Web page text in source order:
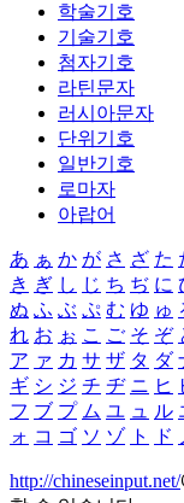
학술기호
기술기호
첨자기호
라틴문자
러시아문자
단위기호
일반기호
로마자
아랍어
あ ぁ か が さ ざ た
き ぎ し じ ち ぢ に
ぬ ふ ぶ ぷ む ゆ ゅ
れ お ぉ こ ご そ ぞ
ア ァ カ サ ザ タ ダ
ギ シ ジ チ ヂ ニ ヒ
フ ブ プ ム ユ ュ ル
ォ コ ゴ ソ ゾ ト ド
http://chineseinput.net/